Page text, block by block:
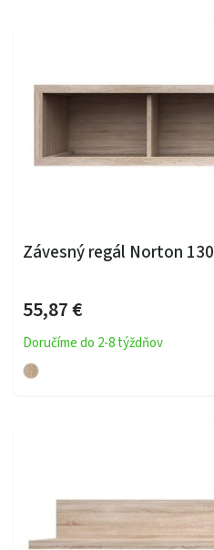
Závesný regál Norton 130
55,87 €
Doručíme do 2-8 týždňov